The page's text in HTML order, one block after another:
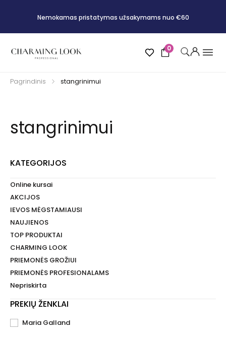
Nemokamas pristatymas užsakymams nuo €60
0
Pagrindinis stangrinimui
stangrinimui
KATEGORIJOS
Online kursai
AKCIJOS
IEVOS MĖGSTAMIAUSI
NAUJIENOS
TOP PRODUKTAI
CHARMING LOOK
PRIEMONĖS GROŽIUI
PRIEMONĖS PROFESIONALAMS
Nepriskirta
PREKIŲ ŽENKLAI
Maria Galland